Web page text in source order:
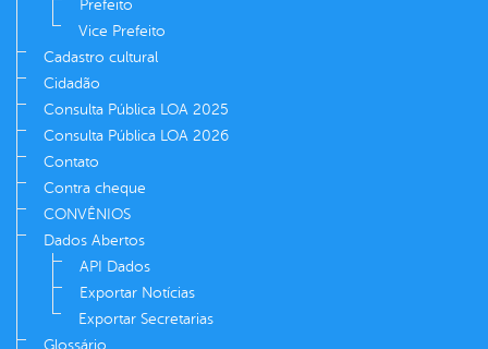
Prefeito
Vice Prefeito
Cadastro cultural
Cidadão
Consulta Pública LOA 2025
Consulta Pública LOA 2026
Contato
Contra cheque
CONVÊNIOS
Dados Abertos
API Dados
Exportar Notícias
Exportar Secretarias
Glossário